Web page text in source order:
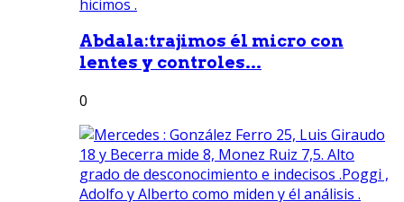
Abdala:trajimos él micro con
lentes y controles...
0